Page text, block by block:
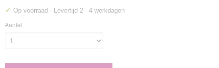
✓ Op voorraad - Levertijd 2 - 4 werkdagen
Aantal